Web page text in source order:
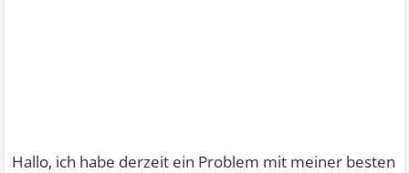
Hallo, ich habe derzeit ein Problem mit meiner besten